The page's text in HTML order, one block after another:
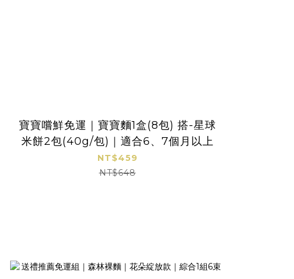
寶寶嚐鮮免運｜寶寶麵1盒(8包) 搭-星球
米餅2包(40g/包)｜適合6、7個月以上
NT$459
NT$648